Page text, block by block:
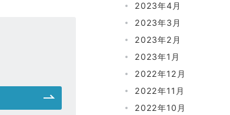
2023年4月
2023年3月
2023年2月
2023年1月
2022年12月
2022年11月
2022年10月